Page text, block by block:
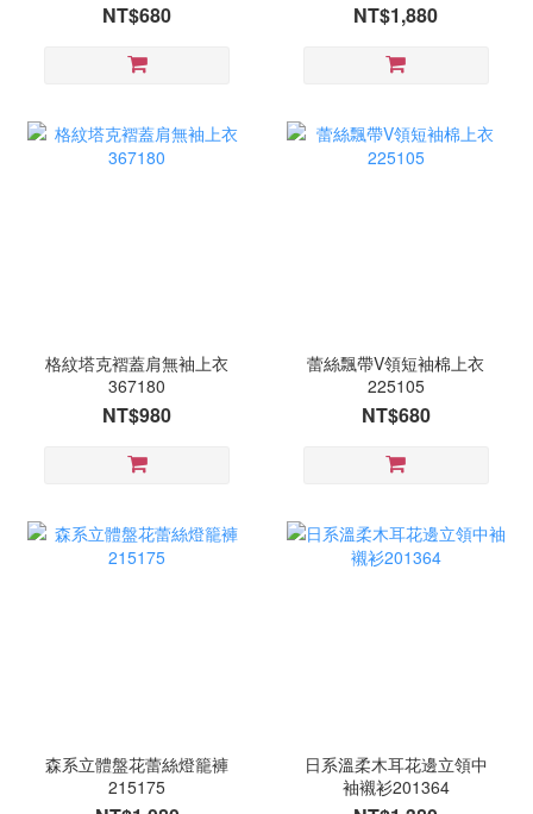
NT$680 NT$1,880
格紋塔克褶蓋肩無袖上衣
367180
NT$980
蕾絲飄帶V領短袖棉上衣
225105
NT$680
森系立體盤花蕾絲燈籠褲
215175
日系溫柔木耳花邊立領中
袖襯衫201364